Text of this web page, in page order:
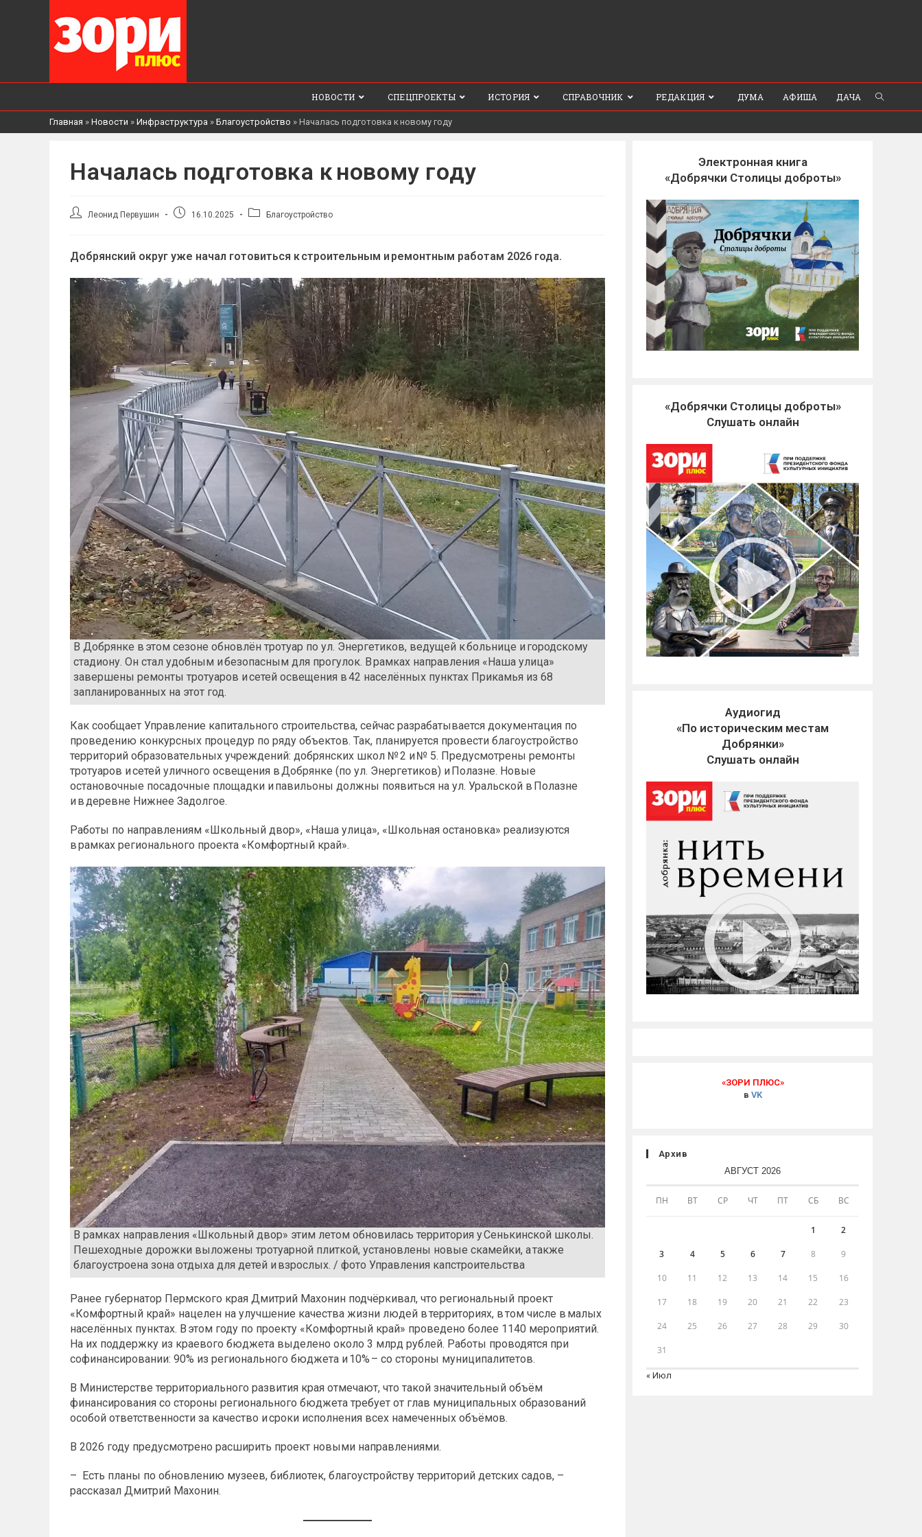
НОВОСТИ СПЕЦПРОЕКТЫ ИСТОРИЯ СПРАВОЧНИК РЕДАКЦИЯ ДУМА АФИША ДАЧА
Главная » Новости » Инфраструктура » Благоустройство » Началась подготовка к новому году
Началась подготовка к новому году
АвторЛеонид Первушин
Запись16.10.2025
РубрикаБлагоустройство
Добрянский округ уже начал готовиться к строительным и ремонтным работам 2026 года.
В Добрянке в этом сезоне обновлён тротуар по ул. Энергетиков, ведущей к больнице и городскому
стадиону. Он стал удобным и безопасным для прогулок. В рамках направления «Наша улица»
завершены ремонты тротуаров и сетей освещения в 42 населённых пунктах Прикамья из 68
запланированных на этот год.
Как сообщает Управление капитального строительства, сейчас разрабатывается документация по
проведению конкурсных процедур по ряду объектов. Так, планируется провести благоустройство
территорий образовательных учреждений: добрянских школ № 2 и № 5. Предусмотрены ремонты
тротуаров и сетей уличного освещения в Добрянке (по ул. Энергетиков) и Полазне. Новые
остановочные посадочные площадки и павильоны должны появиться на ул. Уральской в Полазне
и в деревне Нижнее Задолгое.
Работы по направлениям «Школьный двор», «Наша улица», «Школьная остановка» реализуются
в рамках регионального проекта «Комфортный край».
В рамках направления «Школьный двор» этим летом обновилась территория у Сенькинской школы.
Пешеходные дорожки выложены тротуарной плиткой, установлены новые скамейки, а также
благоустроена зона отдыха для детей и взрослых. / фото Управления капстроительства
Ранее губернатор Пермского края Дмитрий Махонин подчёркивал, что региональный проект
«Комфортный край» нацелен на улучшение качества жизни людей в территориях, в том числе в малых
населённых пунктах. В этом году по проекту «Комфортный край» проведено более 1140 мероприятий.
На их поддержку из краевого бюджета выделено около 3 млрд рублей. Работы проводятся при
софинансировании: 90% из регионального бюджета и 10% – со стороны муниципалитетов.
В Министерстве территориального развития края отмечают, что такой значительный объём
финансирования со стороны регионального бюджета требует от глав муниципальных образований
особой ответственности за качество и сроки исполнения всех намеченных объёмов.
В 2026 году предусмотрено расширить проект новыми направлениями.
– Есть планы по обновлению музеев, библиотек, благоустройству территорий детских садов, –
рассказал Дмитрий Махонин.
Электронная книга
«Добрячки Столицы доброты»
«Добрячки Столицы доброты»
Слушать онлайн
Аудиогид
«По историческим местам
Добрянки»
Слушать онлайн
«ЗОРИ ПЛЮС»
в VK
Архив
АВГУСТ 2026
ПН ВТ СР ЧТ ПТ СБ ВС
1 2
3 4 5 6 7 8 9
10 11 12 13 14 15 16
17 18 19 20 21 22 23
24 25 26 27 28 29 30
31
« Июл